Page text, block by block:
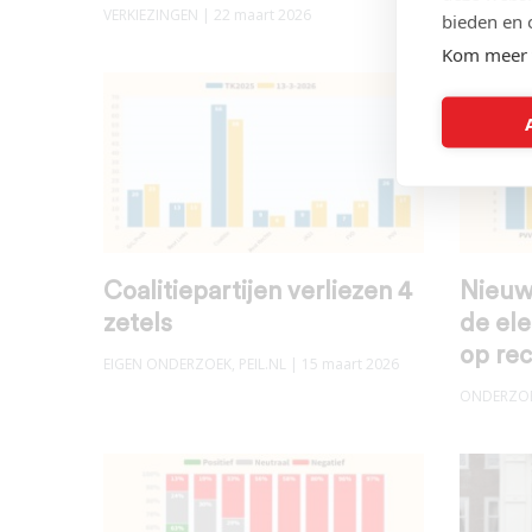
bieden en
Kom
VERKIEZINGEN | 22 maart 2026
Coalitiepartijen verliezen 4
zetels
EIGEN ONDERZOEK, PEIL.NL | 15 maart 2026
de
op